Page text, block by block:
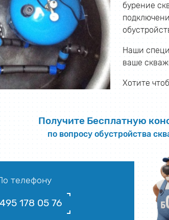
бурение
Наши
ваше
Хотите
Получите Бесплатную
по вопросу обустройства
телефону
178 05 76